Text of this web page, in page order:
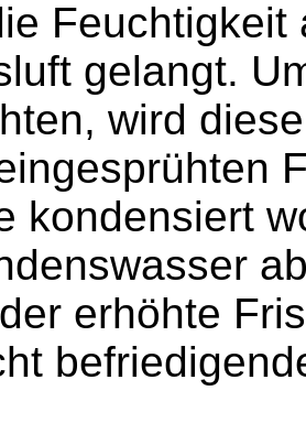
gelangt.
wird
kondensiert
erhöhte